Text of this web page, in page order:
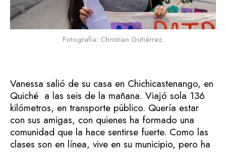
Fotografía: Christian Gutiérrez.
Vanessa salió de su casa en Chichicastenango, en
Quiché a las seis de la mañana. Viajó sola 136
kilómetros, en transporte público. Quería estar
con sus amigas, con quienes ha formado una
comunidad que la hace sentirse fuerte. Como las
clases son en línea, vive en su municipio, pero ha